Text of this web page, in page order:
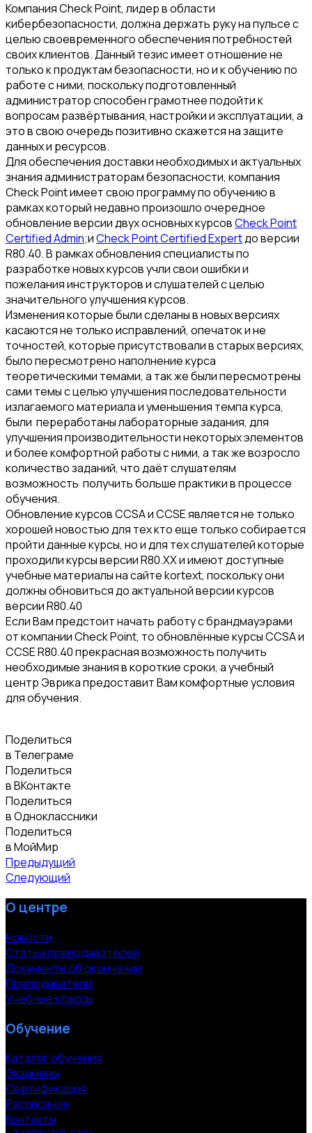
Компания Check Point, лидер в области
кибербезопасности, должна держать руку на пульсе с
целью своевременного обеспечения потребностей
своих клиентов. Данный тезис имеет отношение не
только к продуктам безопасности, но и к обучению по
работе с ними, поскольку подготовленный
администратор способен грамотнее подойти к
вопросам развёртывания, настройки и эксплуатации, а
это в свою очередь позитивно скажется на защите
данных и ресурсов.
Для обеспечения доставки необходимых и актуальных
знания администраторам безопасности, компания
Check Point имеет свою программу по обучению в
рамках который недавно произошло очередное
обновление версии двух основных курсовCheck Point
Certified Admin;иCheck Point Certified Expertдо версии
R80.40. В рамках обновления специалисты по
разработке новых курсов учли свои ошибки и
пожелания инструкторов и слушателей с целью
значительного улучшения курсов.
Изменения которые были сделаны в новых версиях
касаются не только исправлений, опечаток и не
точностей, которые присутствовали в старых версиях,
было пересмотрено наполнение курса
теоретическими темами, а так же были пересмотрены
сами темы с целью улучшения последовательности
излагаемого материала и уменьшения темпа курса,
были переработаны лабораторные задания, для
улучшения производительности некоторых элементов
и более комфортной работы с ними, а так же возросло
количество заданий, что даёт слушателям
возможность получить больше практики в процессе
обучения.
Обновление курсов CCSA и CCSE является не только
хорошей новостью для тех кто еще только собирается
пройти данные курсы, но и для тех слушателей которые
проходили курсы версии R80.XX и имеют доступные
учебные материалы на сайте kortext, поскольку они
должны обновиться до актуальной версии курсов
версии R80.40
Если Вам предстоит начать работу с брандмауэрами
от компании Check Point, то обновлённые курсы CCSA и
CCSE R80.40 прекрасная возможность получить
необходимые знания в короткие сроки, а учебный
центр Эврика предоставит Вам комфортные условия
для обучения.
Поделиться
в Телеграме
Поделиться
в ВКонтакте
Поделиться
в Одноклассники
Поделиться
в МойМир
Предыдущий
Следующий
О центре
Новости
Статьи преподавателей
Документы об окончании
Преподаватели
Учебные классы
Обучение
Каталог обучения
Экзамены
Сертификация
Расписание
Контакты